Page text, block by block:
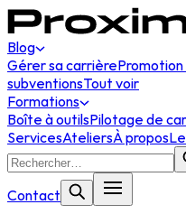
Blog
Gérer sa carrièrePromotion
subventionsTout voir
Formations
Boîte à outilsPilotage de
ServicesAteliersÀ propos
Contact